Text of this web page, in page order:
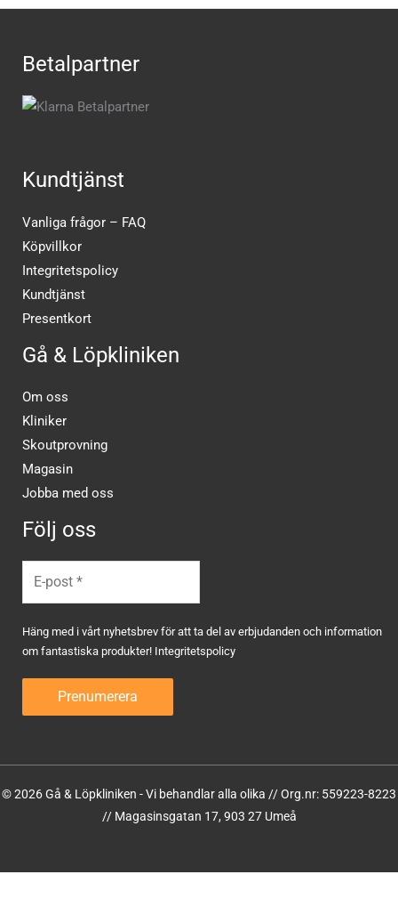
Betalpartner
Kundtjänst
Vanliga frågor – FAQ
Köpvillkor
Integritetspolicy
Kundtjänst
Presentkort
Gå & Löpkliniken
Om oss
Kliniker
Skoutprovning
Magasin
Jobba med oss
Följ oss
Häng med i vårt nyhetsbrev för att ta del av erbjudanden och information
om fantastiska produkter! Integritetspolicy
© 2026 Gå & Löpkliniken - Vi behandlar alla olika // Org.nr: 559223-8223
// Magasinsgatan 17, 903 27 Umeå